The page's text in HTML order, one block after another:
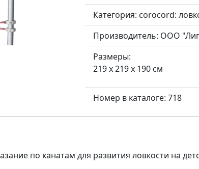
Категория: corocord:
Производитель: ООО
Размеры:
219 x 219 x 190 см
Номер в каталоге: 718
по канатам для развития ловкости на